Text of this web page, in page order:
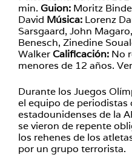
min. Guion: Moritz
David Música: Lorenz
Sarsgaard, John
Benesch, Zinedine
Walker Calificación: No
menores de 12 años.
Durante los Juegos
el equipo de periodistas
estadounidenses de la
se vieron de repente
los rehenes de los
por un grupo terrorista.